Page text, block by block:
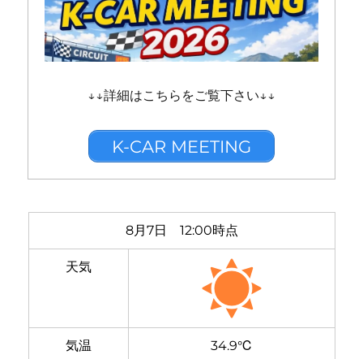
↓↓詳細はこちらをご覧下さい↓↓
K-CAR MEETING
8月7日 12:00時点
天気
気温 34.9℃